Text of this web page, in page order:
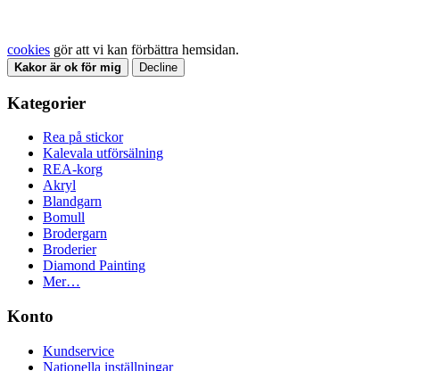
cookies gör att vi kan förbättra hemsidan.
Kakor är ok för mig Decline
Kategorier
Rea på stickor
Kalevala utförsälning
REA-korg
Akryl
Blandgarn
Bomull
Brodergarn
Broderier
Diamond Painting
Mer…
Konto
Kundservice
Nationella inställningar